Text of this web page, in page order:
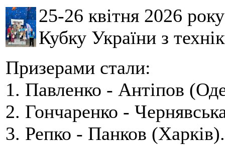
25-26 квітня 2026
Кубку України з
Призерами стали:
1. Павленко - Антіпов
2. Гончаренко -
3. Репко - Панков (Харків).